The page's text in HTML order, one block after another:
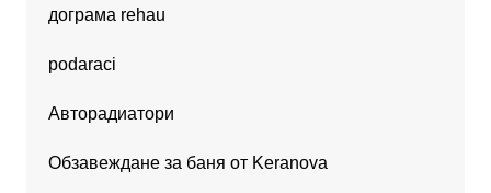
дограма rehau
podaraci
Авторадиатори
Обзавеждане за баня от Keranova